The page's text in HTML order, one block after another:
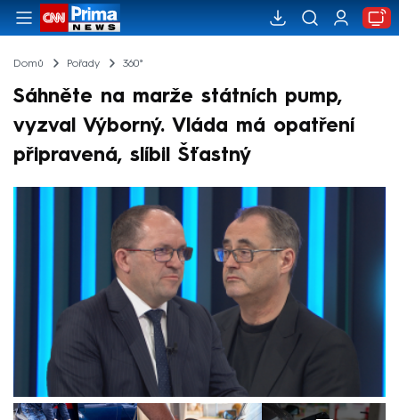
Domů Pořady 360°
Sáhněte na marže státních pump,
vyzval Výborný. Vláda má opatření
připravená, slíbil Šťastný